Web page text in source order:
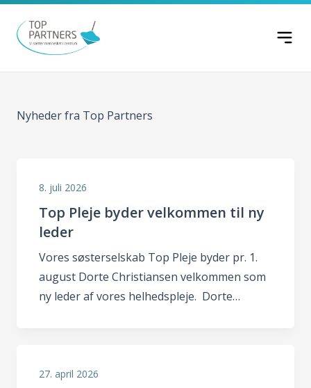
Spring til indhold
Nyheder fra Top Partners
8. juli 2026
Top Pleje byder velkommen til ny
leder
Vores søsterselskab Top Pleje byder pr. 1.
august Dorte Christiansen velkommen som
ny leder af vores helhedspleje. Dorte…
27. april 2026